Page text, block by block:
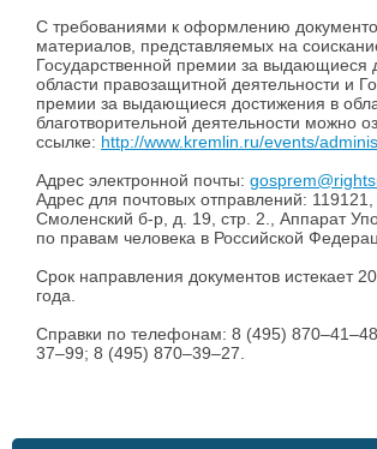
С требованиями к оформлению
материалов, представляемых на
Государственной премии за выдающиеся
области правозащитной деятельности и
премии за выдающиеся достижения в
благотворительной деятельности можно
ссылке: http://www.kremlin.ru/events/
Адрес электронной почты:
Адрес для почтовых отправлений: 119121,
Смоленский б-р, д. 19, стр. 2., Аппарат
по правам человека в Российской
Срок направления документов истекает
года.
Справки по телефонам: 8 (495)
37–99; 8 (495) 870–39–27.